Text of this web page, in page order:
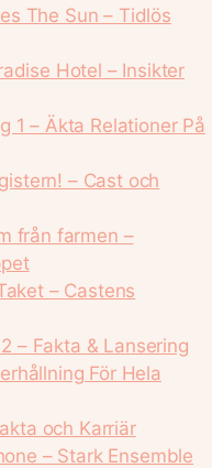
The Sun – Tidlös
Hotel – Insikter
1 – Äkta Relationer På
– Cast och
från farmen –
– Castens
– Fakta & Lansering
För Hela
och Karriär
– Stark Ensemble